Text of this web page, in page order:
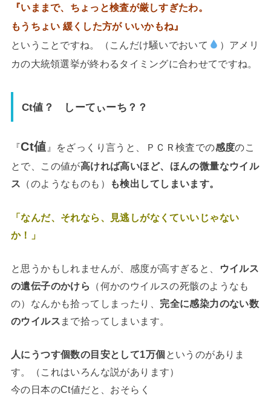
『いままで、 ちょっと検査が厳しすぎたわ。
もうちょい 緩くした方が いいかもね 』
ということですね。（こんだけ騒いでおいて
）アメリ
カの大統領選挙が終わるタイミングに合わせてですね。
Ct値？ しーてぃーち？？
『Ct値 』をざっくり言うと、ＰＣＲ検査での感度のこ
とで、この値が高ければ高いほど、ほんの微量なウイル
ス （のようなものも） も検出してしまいます。
「なんだ、それなら、見逃しがなくていいじゃない
か！」
と思うかもしれませんが、 感度が高すぎると、
ウイルス
の遺伝子のかけら
（何かのウイルスの死骸のようなも
の）なんかも拾ってしまったり、 完全に感染力のない数
のウイルス まで拾ってしまいます。
人にうつす個数の目安として1万個 というのがありま
す。（これはいろんな説があります）
今の日本のCt値だと、おそらく